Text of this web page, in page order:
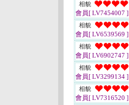
相貌
會員[ LV7454007 ]
相貌
會員[ LV6539569 ]
相貌
會員[ LV6902747 ]
相貌
會員[ LV3299134 ]
相貌
會員[ LV7316520 ]